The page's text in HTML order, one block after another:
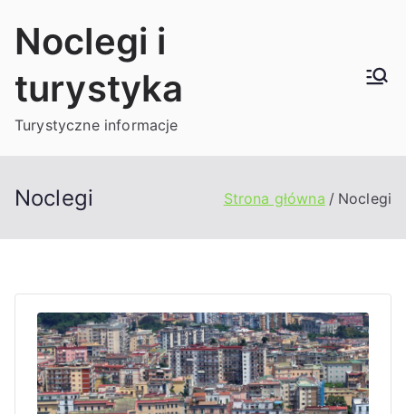
Noclegi i
turystyka
Turystyczne informacje
Noclegi Strona główna Noclegi